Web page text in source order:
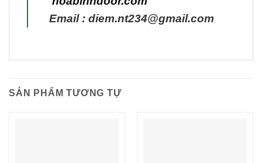
Email : diem.nt234@gmail.com
SẢN PHẨM TƯƠNG TỰ